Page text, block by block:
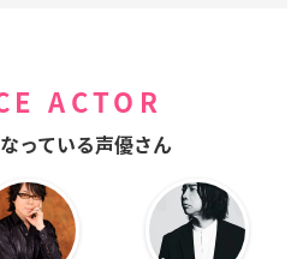
ACTOR
っている声優さん